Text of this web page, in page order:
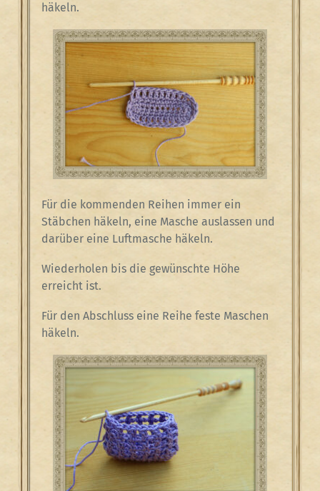
häkeln.
Für die kommenden Reihen immer ein
Stäbchen häkeln, eine Masche auslassen und
darüber eine Luftmasche häkeln.
Wiederholen bis die gewünschte Höhe
erreicht ist.
Für den Abschluss eine Reihe feste Maschen
häkeln.